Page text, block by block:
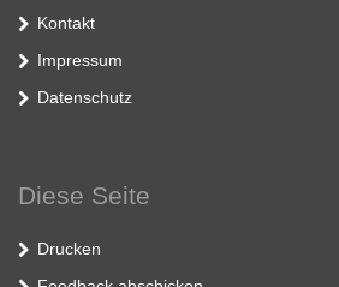
Kontakt
Impressum
Datenschutz
Diese Seite
Drucken